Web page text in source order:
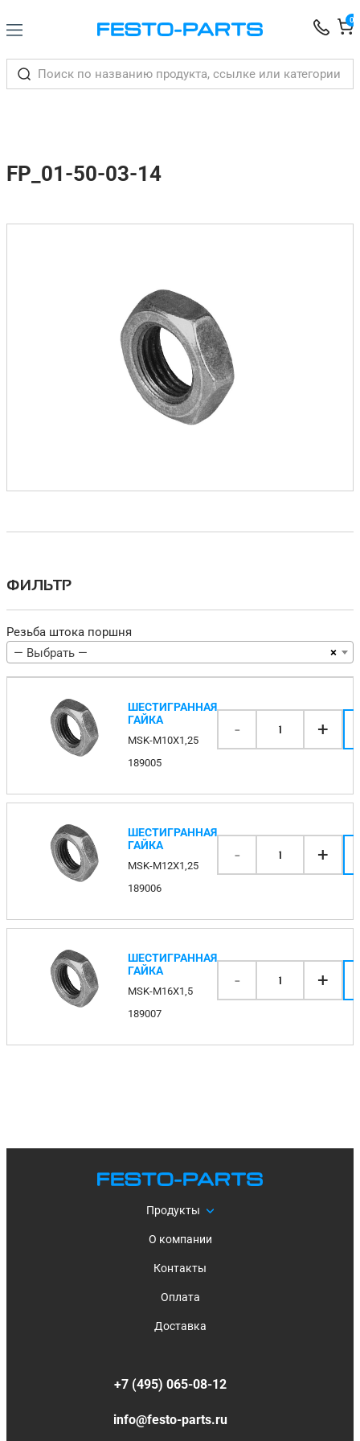
0
FP_01-50-03-14
ФИЛЬТР
Резьба штока поршня
×
— Выбрать —
ШЕСТИГРАННАЯ
ГАЙКА
MSK-M10X1,25
189005
- 1 +
ШЕСТИГРАННАЯ
ГАЙКА
MSK-M12X1,25
189006
- 1 +
ШЕСТИГРАННАЯ
ГАЙКА
MSK-M16X1,5
189007
- 1 +
Продукты
О компании
Контакты
Оплата
Доставка
+7 (495) 065-08-12
info@festo-parts.ru